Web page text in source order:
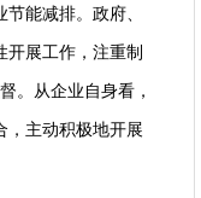
能减排。政府、
开展工作，注重制
。从企业自身看，
，主动积极地开展